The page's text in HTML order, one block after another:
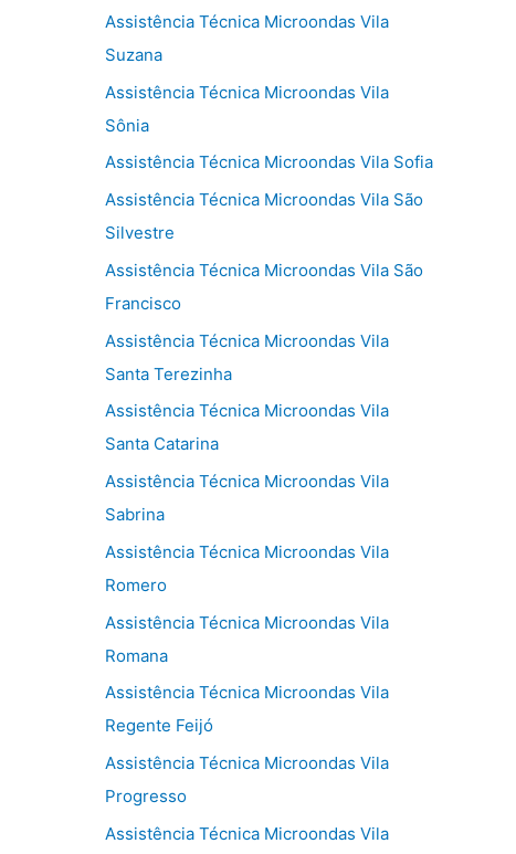
Assistência Técnica Microondas Vila
Suzana
Assistência Técnica Microondas Vila
Sônia
Assistência Técnica Microondas Vila Sofia
Assistência Técnica Microondas Vila São
Silvestre
Assistência Técnica Microondas Vila São
Francisco
Assistência Técnica Microondas Vila
Santa Terezinha
Assistência Técnica Microondas Vila
Santa Catarina
Assistência Técnica Microondas Vila
Sabrina
Assistência Técnica Microondas Vila
Romero
Assistência Técnica Microondas Vila
Romana
Assistência Técnica Microondas Vila
Regente Feijó
Assistência Técnica Microondas Vila
Progresso
Assistência Técnica Microondas Vila